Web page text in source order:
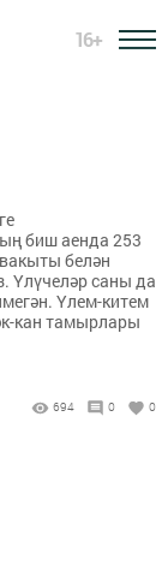
16+
биш аенда 253
белән
Үлүчеләр саны да
Үлем-китем
кан тамырлары
694 0 0